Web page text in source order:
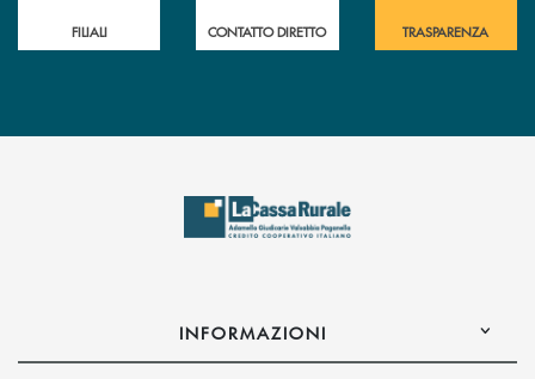
FILIALI CONTATTO DIRETTO TRASPARENZA
INFORMAZIONI